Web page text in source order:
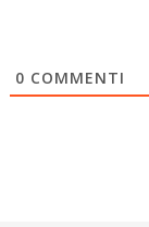
0 COMMENTI